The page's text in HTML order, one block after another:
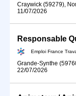
Craywick (59279),
11/07/2026
Emploi France
Grande-Synthe
22/07/2026